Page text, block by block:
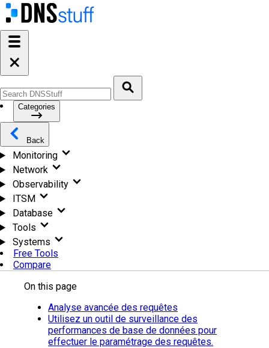
Categories
Back
Monitoring
Network
Observability
ITSM
Database
Tools
Systems
Free Tools
Compare
On this page
Analyse avancée des requêtes
Utilisez un outil de surveillance des
performances de base de données pour
effectuer le paramétrage des requêtes.